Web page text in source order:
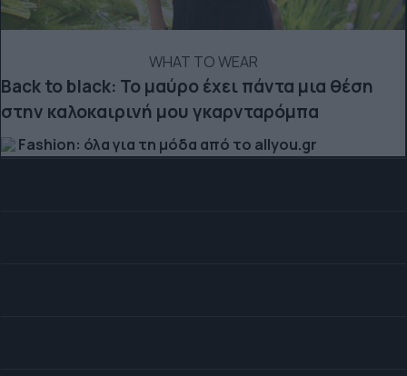
WHAT TO WEAR
Back to black: Το μαύρο έχει πάντα μια θέση
στην καλοκαιρινή μου γκαρνταρόμπα
Fashion: όλα για τη μόδα από το allyou.gr